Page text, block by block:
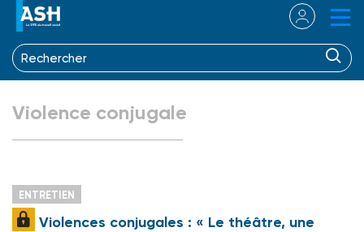
Violence conjugale
ENTRETIEN
Violences conjugales : « Le théâtre, une